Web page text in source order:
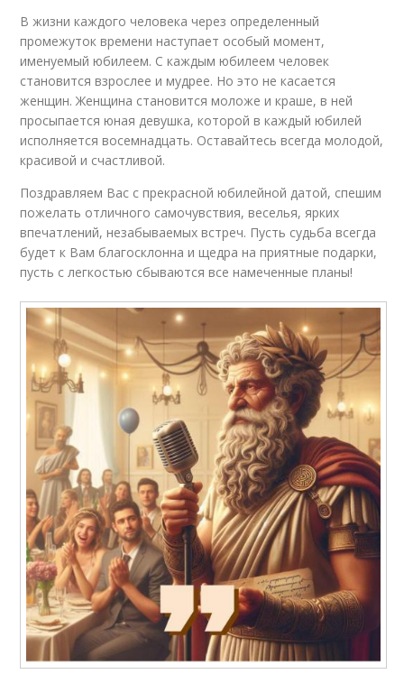
В жизни каждого человека через определенный
промежуток времени наступает особый момент,
именуемый юбилеем. С каждым юбилеем человек
становится взрослее и мудрее. Но это не касается
женщин. Женщина становится моложе и краше, в ней
просыпается юная девушка, которой в каждый юбилей
исполняется восемнадцать. Оставайтесь всегда молодой,
красивой и счастливой.
Поздравляем Вас с прекрасной юбилейной датой, спешим
пожелать отличного самочувствия, веселья, ярких
впечатлений, незабываемых встреч. Пусть судьба всегда
будет к Вам благосклонна и щедра на приятные подарки,
пусть с легкостью сбываются все намеченные планы!